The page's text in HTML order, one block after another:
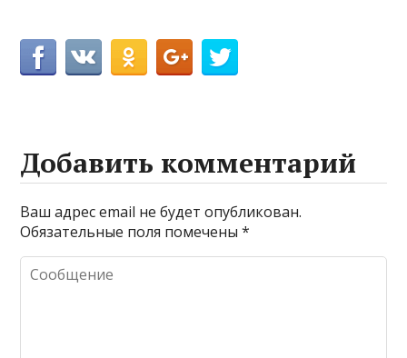
Добавить комментарий
Ваш адрес email не будет опубликован.
Обязательные поля помечены*